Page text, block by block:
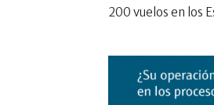
200 vuelos en los